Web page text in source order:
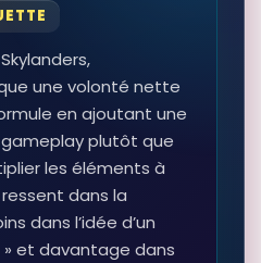
SuperChargers : Drivers
liés
→
une volonté nette
en ajoutant une
plutôt que
les éléments à
dans la
dans l’idée d’un
et davantage dans